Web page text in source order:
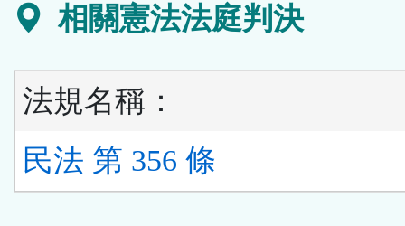
相關憲法法庭判決
法規名稱：
民法 第 356 條